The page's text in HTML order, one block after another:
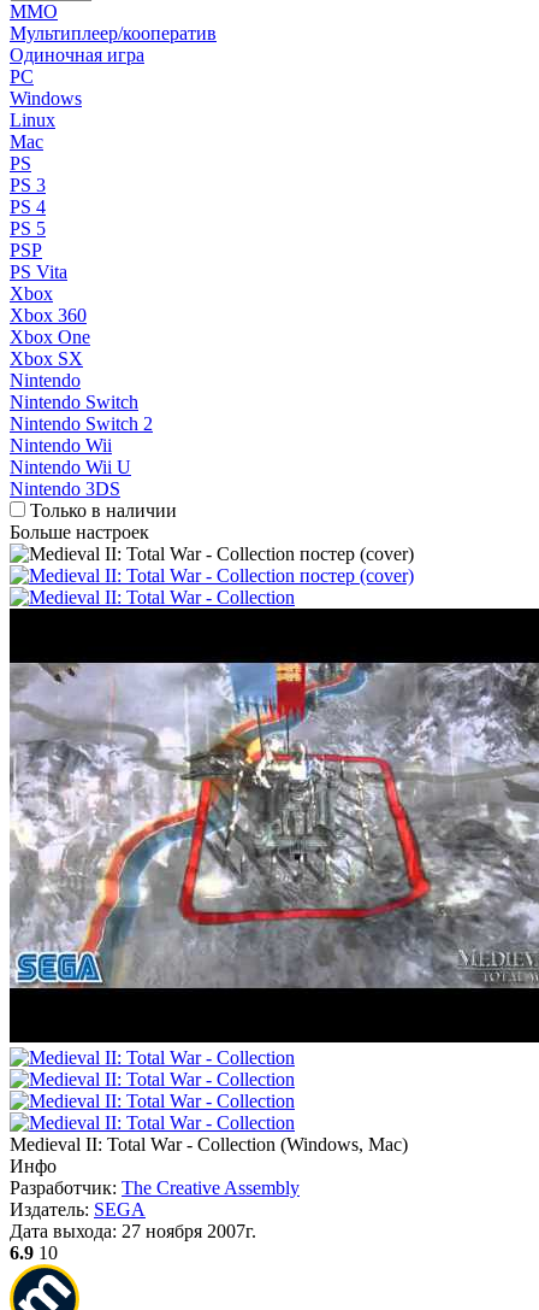
MMO
Мультиплеер/кооператив
Одиночная игра
PC
Windows
Linux
Mac
PS
PS 3
PS 4
PS 5
PSP
PS Vita
Xbox
Xbox 360
Xbox One
Xbox SX
Nintendo
Nintendo Switch
Nintendo Switch 2
Nintendo Wii
Nintendo Wii U
Nintendo 3DS
Только в наличии
Больше настроек
Medieval II: Total War - Collection (Windows, Mac)
Инфо
Разработчик: The Creative Assembly
Издатель: SEGA
Дата выхода: 27 ноября 2007г.
6.9 10